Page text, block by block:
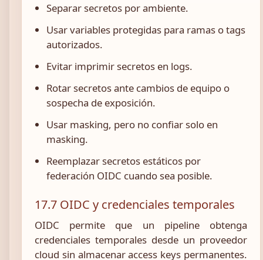
Separar secretos por ambiente.
Usar variables protegidas para ramas o tags
autorizados.
Evitar imprimir secretos en logs.
Rotar secretos ante cambios de equipo o
sospecha de exposición.
Usar masking, pero no confiar solo en
masking.
Reemplazar secretos estáticos por
federación OIDC cuando sea posible.
17.7 OIDC y credenciales temporales
OIDC permite que un pipeline obtenga
credenciales temporales desde un proveedor
cloud sin almacenar access keys permanentes.